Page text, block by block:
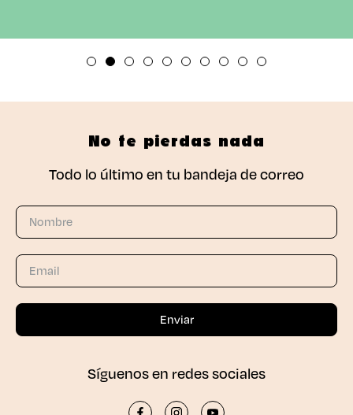
No te pierdas nada
Todo lo último en tu bandeja de correo
Síguenos en redes sociales